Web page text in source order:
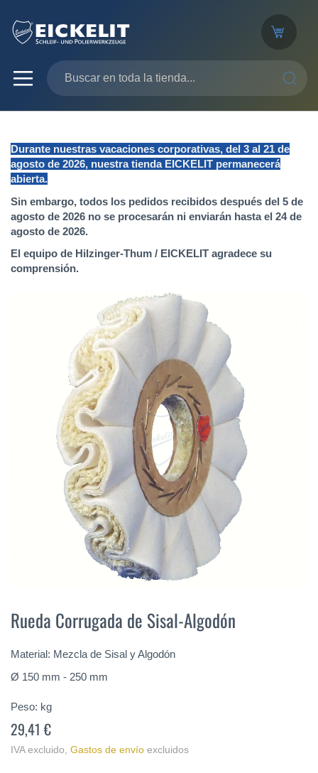
Durante nuestras vacaciones corporativas, del 3 al 21 de
agosto de 2026, nuestra tienda EICKELIT permanecerá
abierta.
Sin embargo, todos los pedidos recibidos después del 5 de
agosto de 2026 no se procesarán ni enviarán hasta el 24 de
agosto de 2026.
El equipo de Hilzinger-Thum / EICKELIT agradece su
comprensión.
comienzo
la
de
Rueda Corrugada de Sisal-Algodón
Material: Mezcla de Sisal y Algodón
Ø 150 mm - 250 mm
Peso: kg
29,41 €
IVA excluido Gastos de envío excluidos